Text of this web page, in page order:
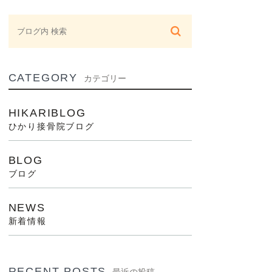
CATEGORY カテゴリー
HIKARIBLOG
ひかり接骨院ブログ
BLOG
ブログ
NEWS
新着情報